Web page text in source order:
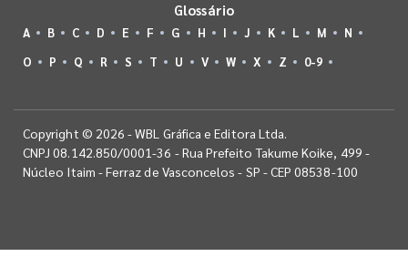
Glossário
A B C D E F G H I J K L M
N
O
P Q R S T U V W X Z 0-9
Copyright © 2026 - WBL Gráfica e Editora Ltda.
CNPJ 08.142.850/0001-36 - Rua Prefeito Takume Koike, 499 -
Núcleo Itaim - Ferraz de Vasconcelos - SP - CEP 08538-100